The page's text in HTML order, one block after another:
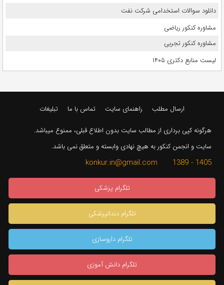
دانلود سوالات استخدامی شرکت نفت
مشاوره کنکور ریاضی
مشاوره کنکور تجربی
لیست منابع دکتری ۱۴۰۵
ارسال مطلب راهنمای سایت تماس با ما تبلیغات
هرگونه کپی برداری از مطالب سایت بدون اطلاع قبلی، ممنوع میباشد.
سایت و انجمن کنکور به هیچ نهادی وابسته و متعلق نمی باشد.
1405 - 1389 konkur.in@gmail.com
تلگرام پزشکی
تلگرام دندانپزشکی
تلگرام داروسازی
تلگرام دانش آموزی